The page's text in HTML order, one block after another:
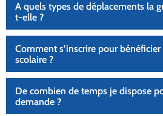
A quels types de déplacements la
t-elle ?
Comment s’inscrire pour
scolaire ?
De combien de temps je dispose
demande ?